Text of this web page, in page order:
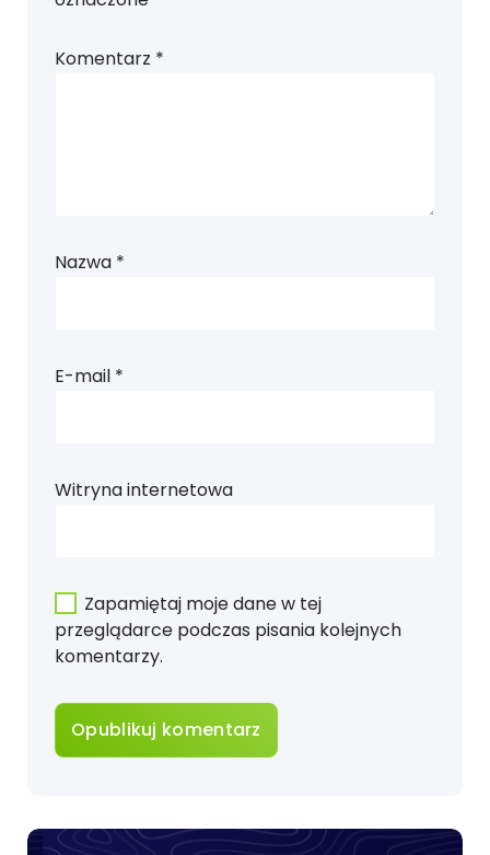
Komentarz *
Nazwa *
E-mail *
Witryna internetowa
Zapamiętaj moje dane w tej
przeglądarce podczas pisania kolejnych
komentarzy.